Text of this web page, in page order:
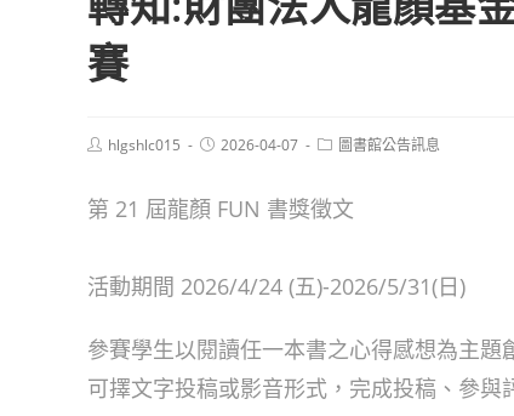
賽
Posthlgshlc015
Post2026-04-07
Post圖書館公告訊息
第 21 屆龍顏 FUN 書獎徵文
活動期間 2026/4/24 (五)-2026/5/31(日)
參賽學生以閱讀任一本書之心得感想為主
可擇文字投稿或影音形式，完成投稿、參